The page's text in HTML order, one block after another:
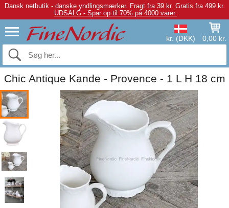
Dansk netbutik - danske yndlingsmærker. Fragt fra 39 kr. Gratis fra 499 kr.
UDSALG - Spar op til 70% på 4000 varer.
kr. (DKK) 0,00 kr.
Chic Antique Kande - Provence - 1 L H 18 cm